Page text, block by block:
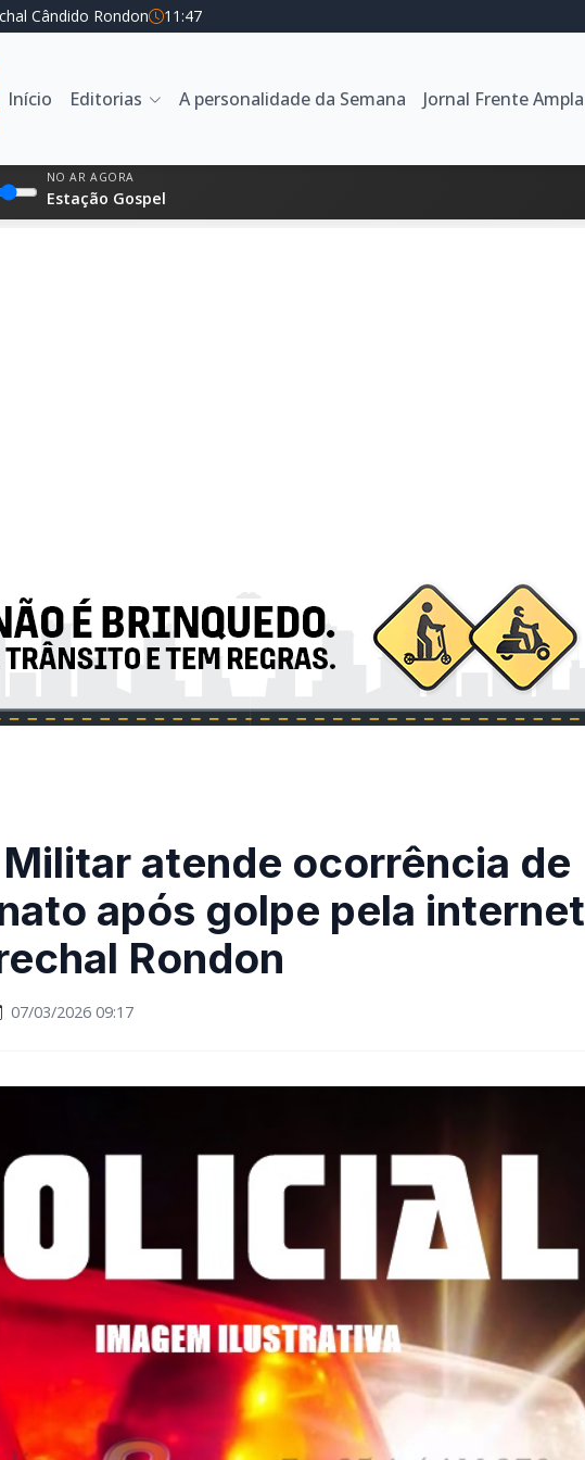
Cândido Rondon 11:47
Início Editorias A personalidade da Semana Jornal Frente Ampla
NO AR AGORA
Estação Gospel
atende ocorrência de
após golpe pela internet
Rondon
07/03/2026 09:17